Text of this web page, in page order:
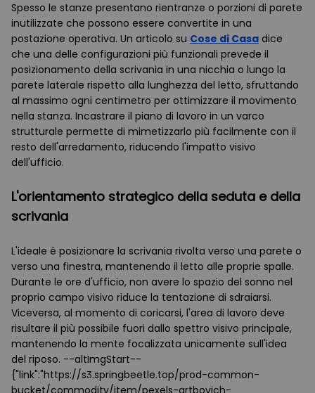
Spesso le stanze presentano rientranze o porzioni di parete
inutilizzate che possono essere convertite in una
postazione operativa. Un articolo su Cose di Casa dice
che una delle configurazioni più funzionali prevede il
posizionamento della scrivania in una nicchia o lungo la
parete laterale rispetto alla lunghezza del letto, sfruttando
al massimo ogni centimetro per ottimizzare il movimento
nella stanza. Incastrare il piano di lavoro in un varco
strutturale permette di mimetizzarlo più facilmente con il
resto dell'arredamento, riducendo l'impatto visivo
dell'ufficio.
L'orientamento strategico della seduta e della
scrivania
L'ideale è posizionare la scrivania rivolta verso una parete o
verso una finestra, mantenendo il letto alle proprie spalle.
Durante le ore d'ufficio, non avere lo spazio del sonno nel
proprio campo visivo riduce la tentazione di sdraiarsi.
Viceversa, al momento di coricarsi, l'area di lavoro deve
risultare il più possibile fuori dallo spettro visivo principale,
mantenendo la mente focalizzata unicamente sull'idea
del riposo. --altImgStart--
{"link":"https://s3.springbeetle.top/prod-common-